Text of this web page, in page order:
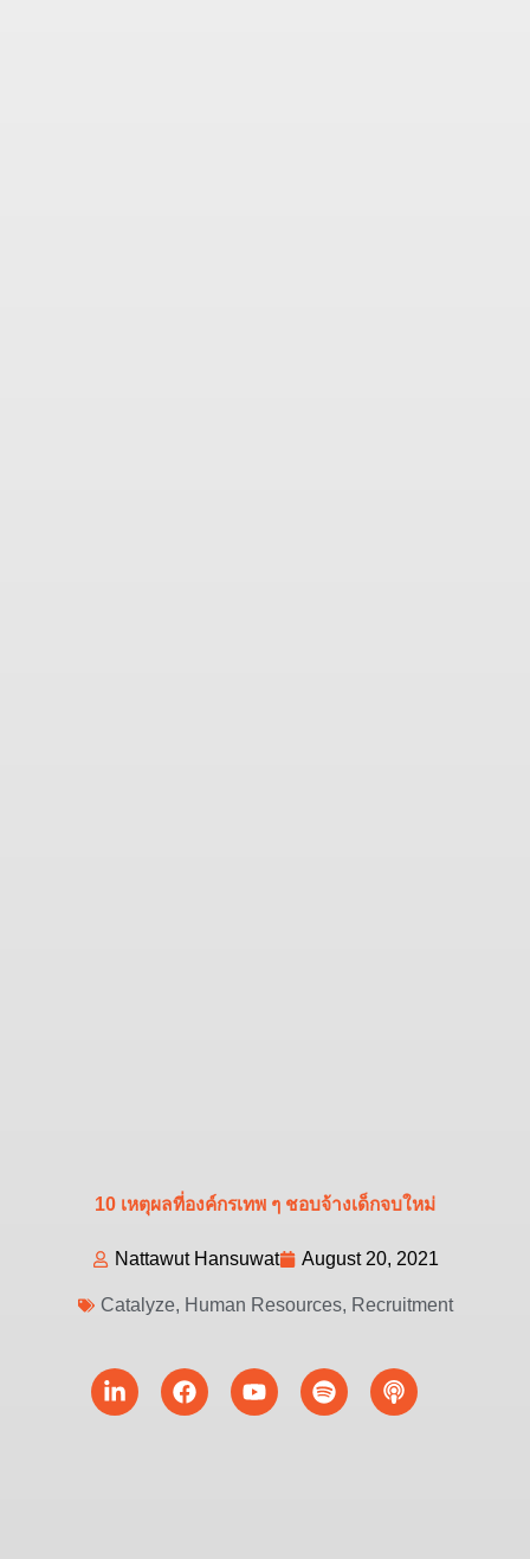
10 เหตุผลที่องค์กรเทพ ๆ ชอบจ้างเด็กจบใหม่
Nattawut Hansuwat August 20, 2021
Catalyze, Human Resources, Recruitment
Linkedin-
in
FacebookYoutubeSpotifyPodcast